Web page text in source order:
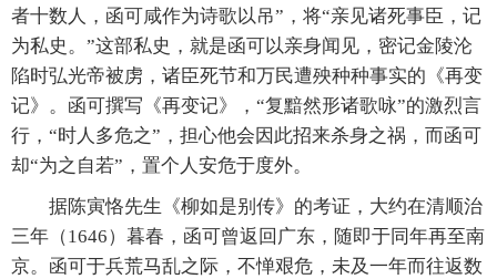
者十数人，函可咸作为诗歌以吊”，将“亲见诸死事臣，记
为私史。”这部私史，就是函可以亲身闻见，密记金陵沦
陷时弘光帝被虏，诸臣死节和万民遭殃种种事实的《再变
记》。函可撰写《再变记》，“复黯然形诸歌咏”的激烈言
行，“时人多危之”，担心他会因此招来杀身之祸，而函可
却“为之自若”，置个人安危于度外。
据陈寅恪先生《柳如是别传》的考证，大约在清顺治
三年（1646）暮春，函可曾返回广东，随即于同年再至南
京。函可于兵荒马乱之际，不惮艰危，未及一年而往返数